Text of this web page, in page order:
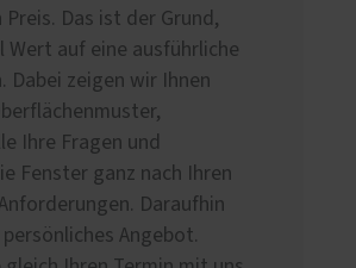
Preis. Das ist der Grund,
Wert auf eine ausführliche
Dabei zeigen wir Ihnen
Ihre Fragen und
Fenster ganz nach Ihren
Daraufhin
Angebot.